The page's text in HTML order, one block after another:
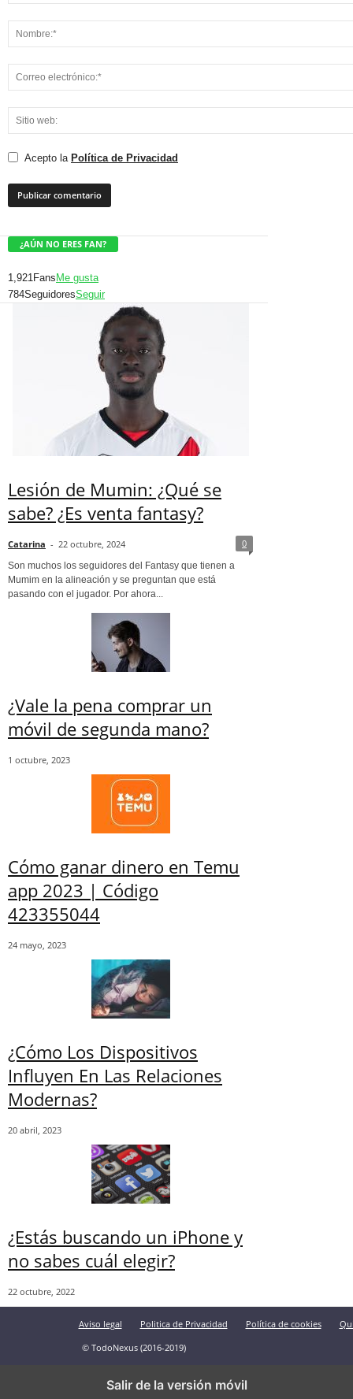
Acepto la Política de Privacidad
¿AÚN NO ERES FAN?
1,921Fans Me gusta
784SeguidoresSeguir
Lesión de Mumin: ¿Qué se
sabe? ¿Es venta fantasy?
Catarina - 22 octubre, 2024 0
Son muchos los seguidores del Fantasy que tienen a
Mumim en la alineación y se preguntan que está
pasando con el jugador. Por ahora...
¿Vale la pena comprar un
móvil de segunda mano?
1 octubre, 2023
Cómo ganar dinero en Temu
app 2023 | Código
423355044
24 mayo, 2023
¿Cómo Los Dispositivos
Influyen En Las Relaciones
Modernas?
20 abril, 2023
¿Estás buscando un iPhone y
no sabes cuál elegir?
22 octubre, 2022
Aviso legal Politica de Privacidad Política de cookies
© TodoNexus (2016-2019)
Salir de la versión móvil